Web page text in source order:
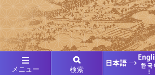
メニュー 検索